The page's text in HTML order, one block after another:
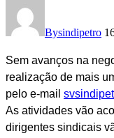
Bysindipetro
Sem avanços na
realização de mais
pelo e-mail
As atividades vão
dirigentes sindicais